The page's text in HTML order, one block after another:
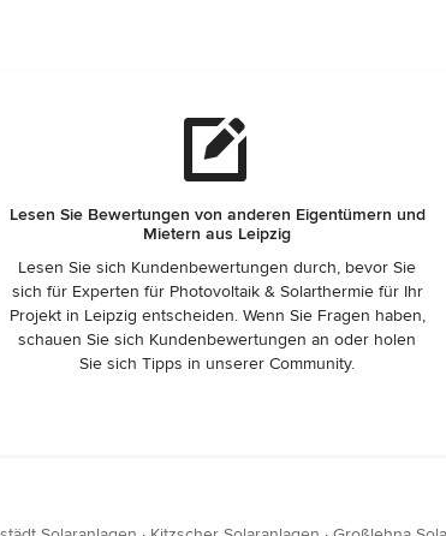
Lesen Sie Bewertungen von anderen Eigentümern und
Mietern aus Leipzig
Lesen Sie sich Kundenbewertungen durch, bevor Sie
sich für Experten für Photovoltaik & Solarthermie für Ihr
Projekt in Leipzig entscheiden. Wenn Sie Fragen haben,
schauen Sie sich Kundenbewertungen an oder holen
Sie sich Tipps in unserer Community.